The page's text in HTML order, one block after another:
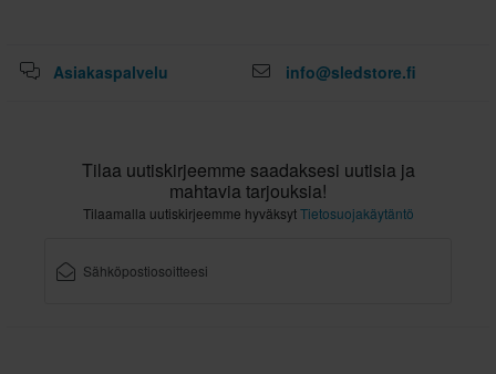
XS
335 x 395 x 275 mm
Asiakaspalvelu info@sledstore.fi
Tilaa uutiskirjeemme saadaksesi uutisia ja
mahtavia tarjouksia!
Tilaamalla uutiskirjeemme hyväksytTietosuojakäytäntö